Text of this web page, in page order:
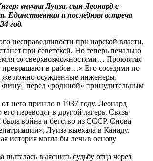
внучка Луиза, сын Леонард с
Единственная и последняя встреча
год.
несправедливости при царской власти,
при советской. Но теперь печально
со сверхвозможностями… Проклятая
в рабов…» Его соседями по
же ложно осужденные инженеры,
перед «родиной» принудительным
него пришло в 1937 году. Леонард
переводят в другой лагерь. Связь
была война и бегство из СССР. Снова
Луиза выехала в Канаду.
история могла бы лечь в основу
пыталась выяснить судьбу отца через